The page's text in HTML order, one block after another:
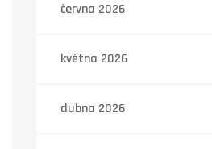
června 2026
května 2026
dubna 2026